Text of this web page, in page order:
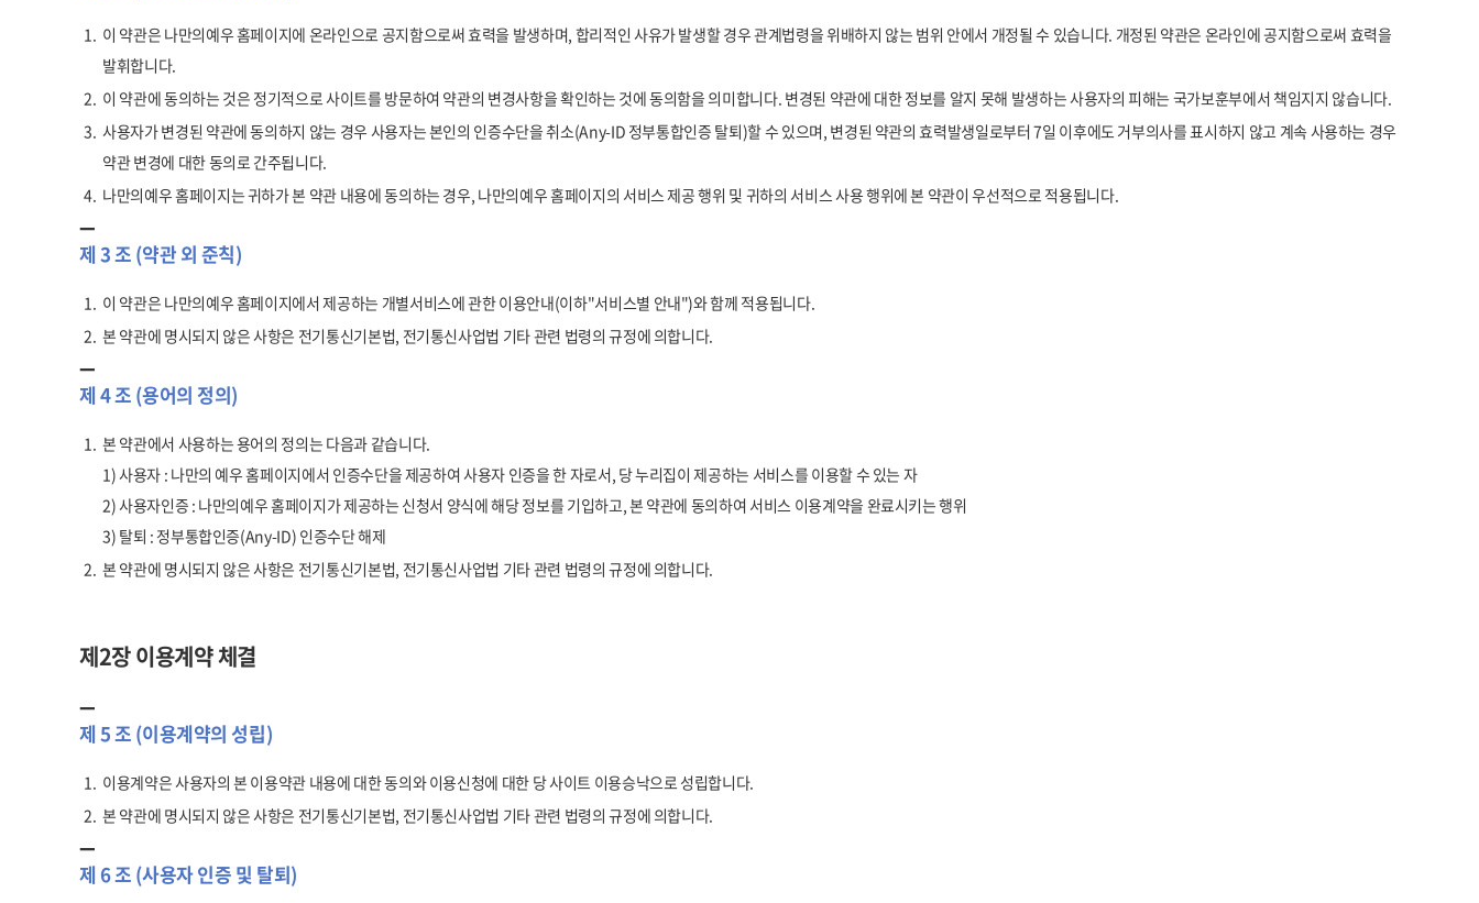
1. 이 약관은 나만의예우 홈페이지에 온라인으로 공지함으로써 효력을 발생하며, 합리적인 사유가 발생할 경우 관계법령을 위배하지 않는 범위 안에서 개정될 수 있습니다. 개정된 약관은 온라인에 공지함으로써 효력을
발휘합니다.
2. 이 약관에 동의하는 것은 정기적으로 사이트를 방문하여 약관의 변경사항을 확인하는 것에 동의함을 의미합니다. 변경된 약관에 대한 정보를 알지 못해 발생하는 사용자의 피해는 국가보훈부에서 책임지지 않습니다.
3. 사용자가 변경된 약관에 동의하지 않는 경우 사용자는 본인의 인증수단을 취소(Any-ID 정부통합인증 탈퇴)할 수 있으며, 변경된 약관의 효력발생일로부터 7일 이후에도 거부의사를 표시하지 않고 계속 사용하는 경우
약관 변경에 대한 동의로 간주됩니다.
4. 나만의예우 홈페이지는 귀하가 본 약관 내용에 동의하는 경우, 나만의예우 홈페이지의 서비스 제공 행위 및 귀하의 서비스 사용 행위에 본 약관이 우선적으로 적용됩니다.
제 3 조 (약관 외 준칙)
1. 이 약관은 나만의예우 홈페이지에서 제공하는 개별서비스에 관한 이용안내(이하"서비스별 안내")와 함께 적용됩니다.
2. 본 약관에 명시되지 않은 사항은 전기통신기본법, 전기통신사업법 기타 관련 법령의 규정에 의합니다.
제 4 조 (용어의 정의)
1. 본 약관에서 사용하는 용어의 정의는 다음과 같습니다.
1) 사용자 : 나만의 예우 홈페이지에서 인증수단을 제공하여 사용자 인증을 한 자로서, 당 누리집이 제공하는 서비스를 이용할 수 있는 자
2) 사용자인증 : 나만의예우 홈페이지가 제공하는 신청서 양식에 해당 정보를 기입하고, 본 약관에 동의하여 서비스 이용계약을 완료시키는 행위
3) 탈퇴 : 정부통합인증(Any-ID) 인증수단 해제
2. 본 약관에 명시되지 않은 사항은 전기통신기본법, 전기통신사업법 기타 관련 법령의 규정에 의합니다.
제2장 이용계약 체결
제 5 조 (이용계약의 성립)
1. 이용계약은 사용자의 본 이용약관 내용에 대한 동의와 이용신청에 대한 당 사이트 이용승낙으로 성립합니다.
2. 본 약관에 명시되지 않은 사항은 전기통신기본법, 전기통신사업법 기타 관련 법령의 규정에 의합니다.
제 6 조 (사용자 인증 및 탈퇴)